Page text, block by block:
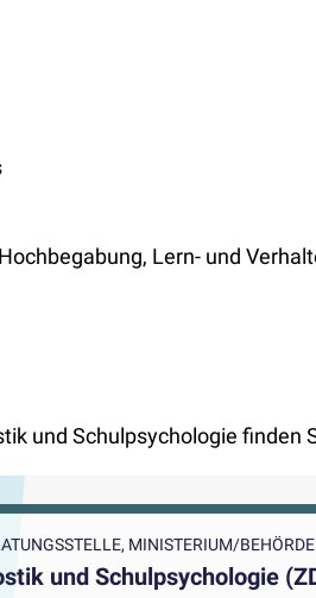
Lern- und
und Schulpsychologie finden
MINISTERIUM/BEHÖRDE
und Schulpsychologie